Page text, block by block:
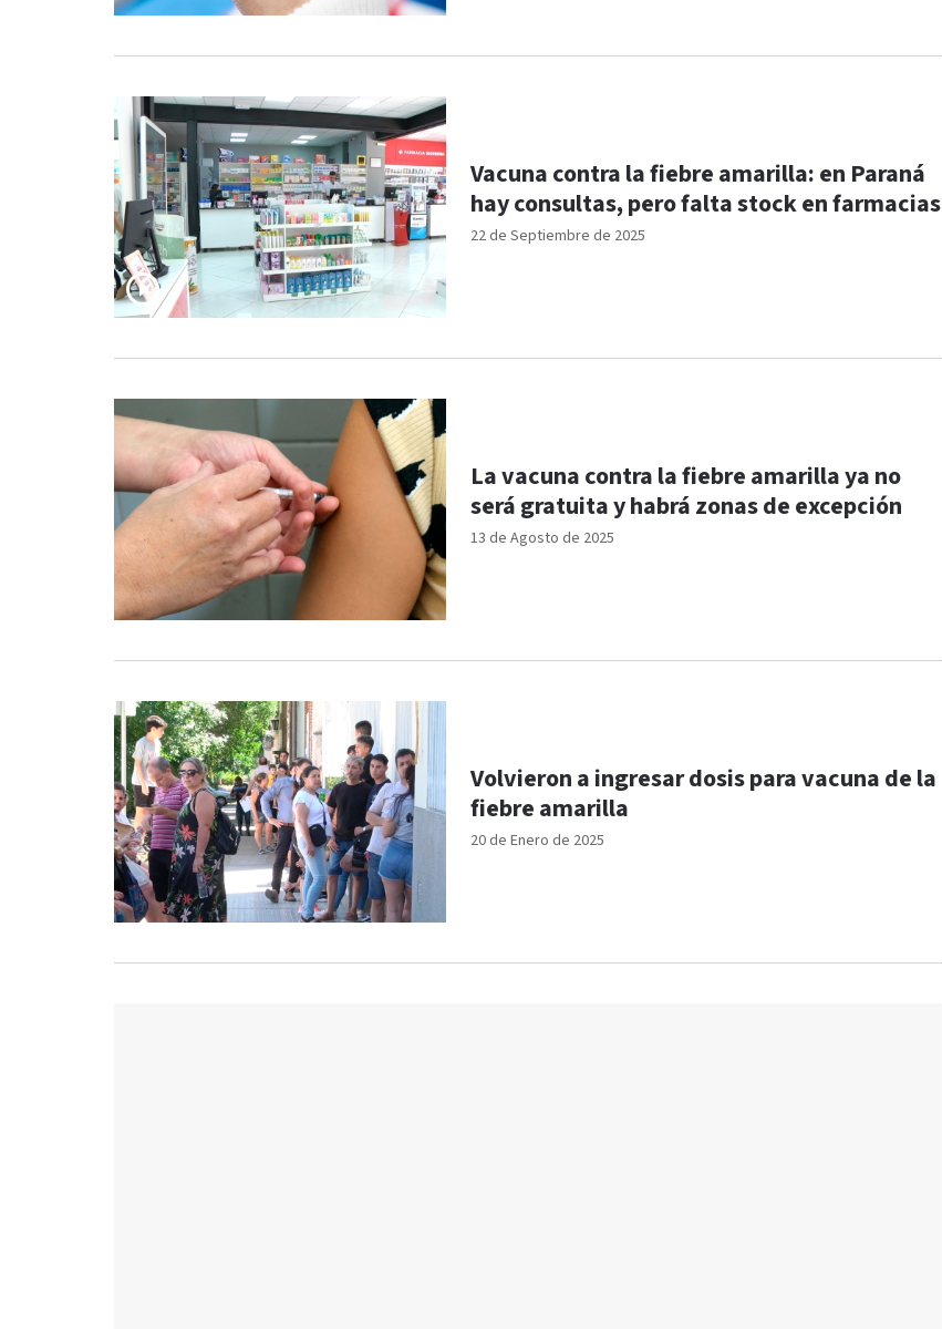
22 de Septiembre de 2025
Vacuna contra la fiebre amarilla: en Paraná
hay consultas, pero falta stock en farmacias
13 de Agosto de 2025
La vacuna contra la fiebre amarilla ya no
será gratuita y habrá zonas de excepción
20 de Enero de 2025
Volvieron a ingresar dosis para vacuna de la
fiebre amarilla